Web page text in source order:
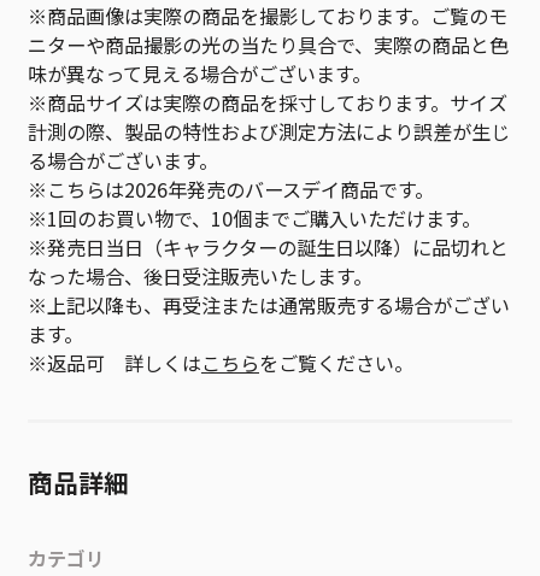
※商品画像は実際の商品を撮影しております。ご覧のモ
ニターや商品撮影の光の当たり具合で、実際の商品と色
味が異なって見える場合がございます。
※商品サイズは実際の商品を採寸しております。サイズ
計測の際、製品の特性および測定方法により誤差が生じ
る場合がございます。
※こちらは2026年発売のバースデイ商品です。
※1回のお買い物で、10個までご購入いただけます。
※発売日当日（キャラクターの誕生日以降）に品切れと
なった場合、後日受注販売いたします。
※上記以降も、再受注または通常販売する場合がござい
ます。
※返品可 詳しくはこちらをご覧ください。
商品詳細
カテゴリ